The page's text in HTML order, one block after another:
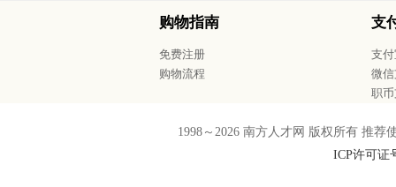
购物指南
免费注册
购物流程
支
支
微
职
1998～ 2026 南方人才网 版权所有 推荐
ICP许可证